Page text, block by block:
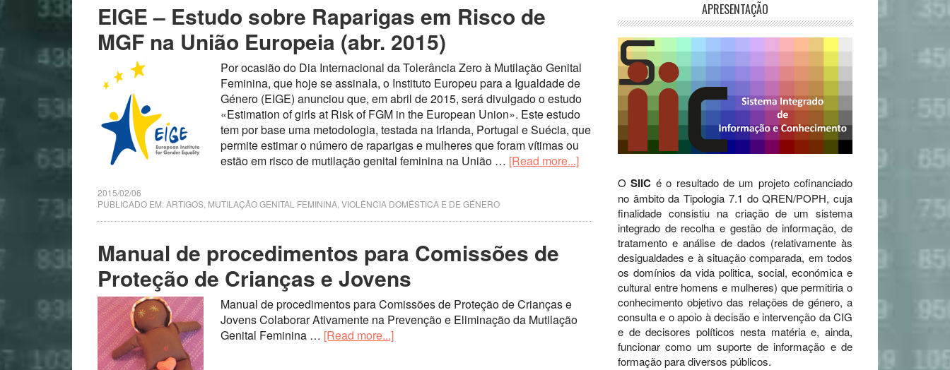
EIGE – Estudo sobre Raparigas em Risco de
MGF na União Europeia (abr. 2015)
Por ocasião do Dia Internacional da Tolerância Zero à Mutilação Genital
Feminina, que hoje se assinala, o Instituto Europeu para a Igualdade de
Género (EIGE) anunciou que, em abril de 2015, será divulgado o estudo
«Estimation of girls at Risk of FGM in the European Union». Este estudo
tem por base uma metodologia, testada na Irlanda, Portugal e Suécia, que
permite estimar o número de raparigas e mulheres que foram vítimas ou
estão em risco de mutilação genital feminina na União … [Read more...]
2015/02/06
PUBLICADO EM:ARTIGOS MUTILAÇÃO GENITAL FEMININA VIOLÊNCIA DOMÉSTICA E DE GÉNERO
Manual de procedimentos para Comissões de
Proteção de Crianças e Jovens
Manual de procedimentos para Comissões de Proteção de Crianças e
Jovens Colaborar Ativamente na Prevenção e Eliminação da Mutilação
Genital Feminina … [Read more...]
APRESENTAÇÃO
OSIIC é o resultado de um projeto cofinanciado
no âmbito da Tipologia 7.1 do QREN/POPH, cuja
finalidade consistiu na criação de um sistema
integrado de recolha e gestão de informação, de
tratamento e análise de dados (relativamente às
desigualdades e à situação comparada, em todos
os domínios da vida politica, social, económica e
cultural entre homens e mulheres) que permitiria o
conhecimento objetivo das relações de género, a
consulta e o apoio à decisão e intervenção da CIG
e de decisores políticos nesta matéria e, ainda,
funcionar como um suporte de informação e de
formação para diversos públicos.